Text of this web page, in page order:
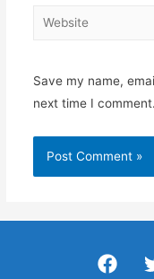
Website
Save my name,
next time I comment.